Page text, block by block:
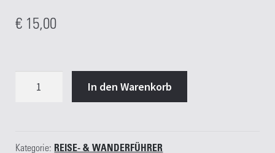
€ 15,00
StädteRegion
In den Warenkorb
Kategorie: REISE- & WANDERFÜHRER